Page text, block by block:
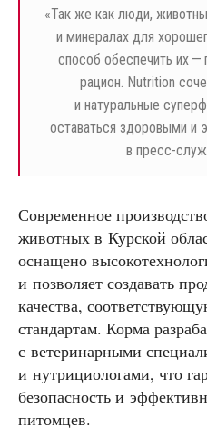
«Так же как люди,
и минералах для
способ обеспечить их —
рацион. Nutrition
и натуральные
оставаться здоровыми и
в пресс-
Современное
животных в Курской
оснащено
и позволяет создавать
качества,
стандартам. Корма
с ветеринарными
и нутрициологами, что
безопасность и
питомцев.